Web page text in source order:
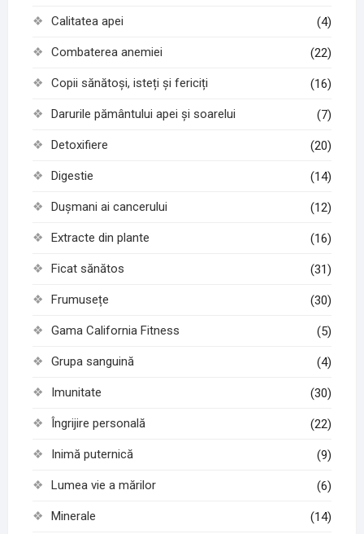
Calitatea apei (4)
Combaterea anemiei (22)
Copii sănătoși, isteți și fericiți (16)
Darurile pământului apei și soarelui (7)
Detoxifiere (20)
Digestie (14)
Dușmani ai cancerului (12)
Extracte din plante (16)
Ficat sănătos (31)
Frumusețe (30)
Gama California Fitness (5)
Grupa sanguină (4)
Imunitate (30)
Îngrijire personală (22)
Inimă puternică (9)
Lumea vie a mărilor (6)
Minerale (14)